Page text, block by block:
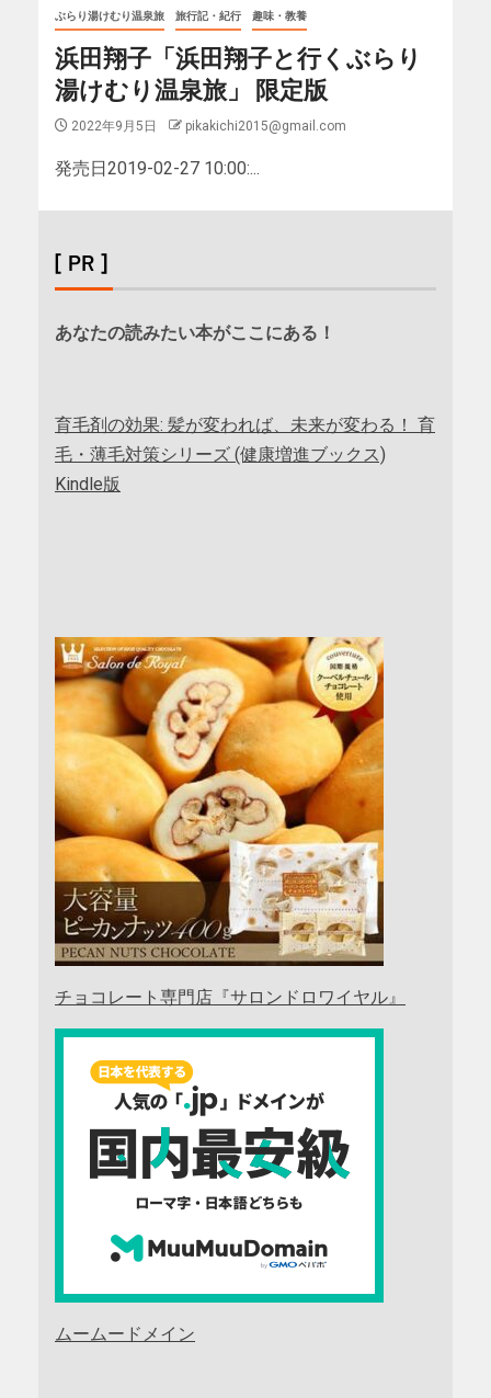
ぶらり湯けむり温泉旅 旅行記・紀行 趣味・教養
浜田翔子「浜田翔子と行くぶらり
湯けむり温泉旅」 限定版
2022年9月5日 pikakichi2015@gmail.com
発売日2019-02-27 10:00:...
[ PR ]
あなたの読みたい本がここにある！
育毛剤の効果: 髪が変われば、未来が変わる！ 育
毛・薄毛対策シリーズ (健康増進ブックス)
Kindle版
チョコレート専門店『サロンドロワイヤル』
ムームードメイン